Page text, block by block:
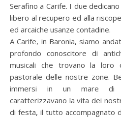
Serafino a Carife. I due
libero al recupero ed alla
ed arcaiche usanze contadine.
A Carife, in Baronia, siamo
profondo conoscitore di
musicali che trovano la loro
pastorale delle nostre zone.
immersi in un mare di
caratterizzavano la vita dei
di festa, il tutto accompagnato